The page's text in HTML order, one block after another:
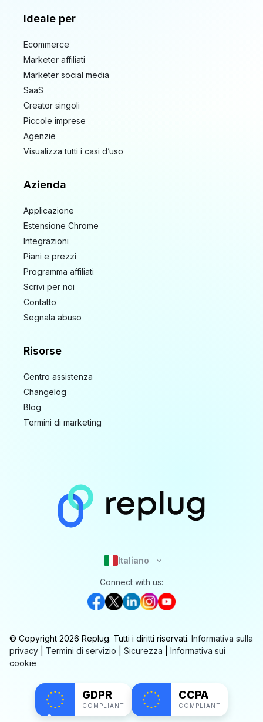
Ideale per
Ecommerce
Marketer affiliati
Marketer social media
SaaS
Creator singoli
Piccole imprese
Agenzie
Visualizza tutti i casi d’uso
Azienda
Applicazione
Estensione Chrome
Integrazioni
Piani e prezzi
Programma affiliati
Scrivi per noi
Contatto
Segnala abuso
Risorse
Centro assistenza
Changelog
Blog
Termini di marketing
Italiano
Connect with us:
© Copyright 2026 Replug. Tutti i diritti riservati. Informativa sulla
privacy
Termini di servizio Sicurezza
Informativa sui
cookie
GDPR
COMPLIANT
CCPA
COMPLIANT